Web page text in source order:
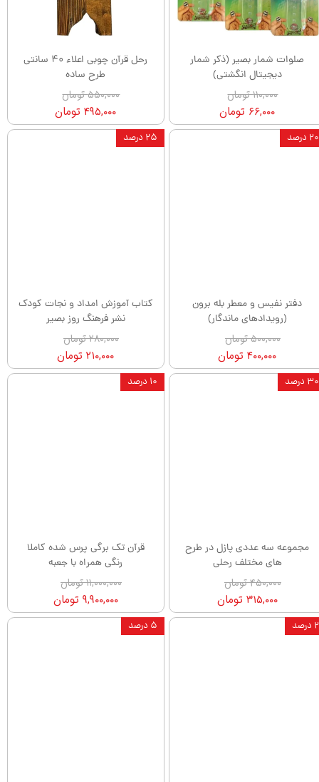
صلوات شمار بصیر (ذکر شمار
دیجیتال انگشتی)
۱۱۰,۰۰۰ تومان
۶۶,۰۰۰ تومان
رحل قرآن چوبی اعلاء 40 سانتی
طرح ساده
۵۵۰,۰۰۰ تومان
۴۹۵,۰۰۰ تومان
دفتر نفیس و معطر بله برون
(رویدادهای ماندگار)
۵۰۰,۰۰۰ تومان
۴۰۰,۰۰۰ تومان
۲۰ درصد
کتاب آموزش امداد و نجات کودک
نشر فرهنگ روز بصیر
۲۸۰,۰۰۰ تومان
۲۱۰,۰۰۰ تومان
۲۵ درصد
مجموعه سه عددی پازل در طرح
های مختلف رحلی
۴۵۰,۰۰۰ تومان
۳۱۵,۰۰۰ تومان
۳۰ درصد
قرآن تک برگی پرس شده کاملا
رنگی همراه با جعبه
۱۱,۰۰۰,۰۰۰ تومان
۹,۹۰۰,۰۰۰ تومان
۱۰ درصد
۲ درصد ۵ درصد